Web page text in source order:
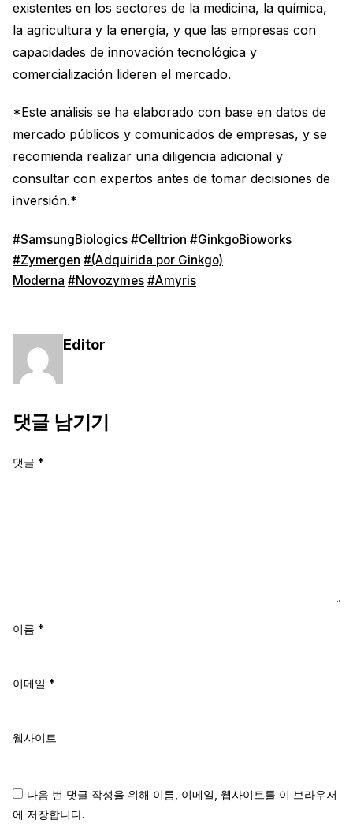
existentes en los sectores de la medicina, la química,
la agricultura y la energía, y que las empresas con
capacidades de innovación tecnológica y
comercialización lideren el mercado.
*Este análisis se ha elaborado con base en datos de
mercado públicos y comunicados de empresas, y se
recomienda realizar una diligencia adicional y
consultar con expertos antes de tomar decisiones de
inversión.*
#SamsungBiologics #Celltrion #GinkgoBioworks
#Zymergen #(Adquirida por Ginkgo)
Moderna #Novozymes #Amyris
Editor
댓글 남기기
댓글 *
이름 *
이메일 *
웹사이트
다음 번 댓글 작성을 위해 이름, 이메일, 웹사이트를 이 브라우저
에 저장합니다.